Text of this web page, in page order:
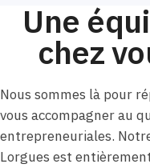
Une
chez
Nous sommes là pour
vous accompagner au
entrepreneuriales.
Lorgues est